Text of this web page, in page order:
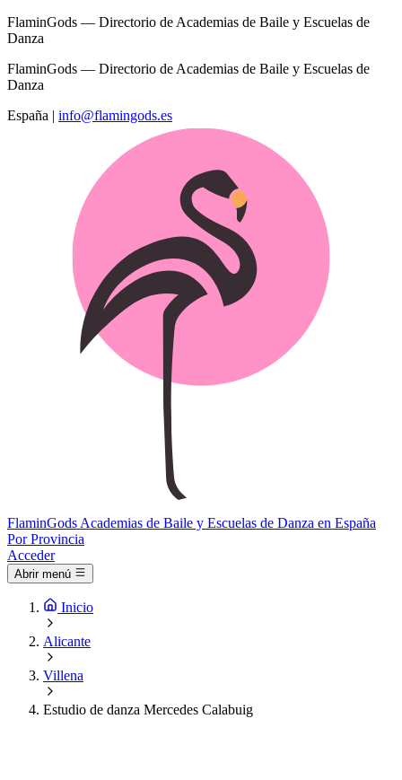
FlaminGods — Directorio de Academias de Baile y Escuelas de
Danza
FlaminGods — Directorio de Academias de Baile y Escuelas de
Danza
España | info@flamingods.es
FlaminGods Academias de Baile y Escuelas de Danza en España
Por Provincia
Acceder
Abrir menú
Inicio
Alicante
Villena
Estudio de danza Mercedes Calabuig